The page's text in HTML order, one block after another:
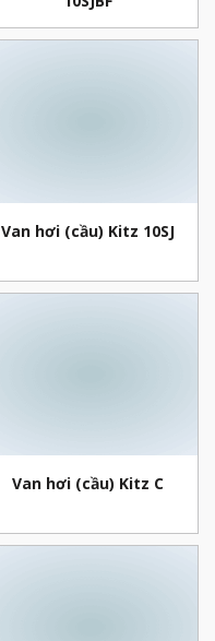
Van hơi (cầu) Kitz 10SJ
Van hơi (cầu) Kitz C